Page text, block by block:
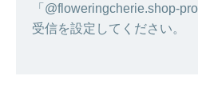
「@floweringcherie.shop-
受信を設定してください。